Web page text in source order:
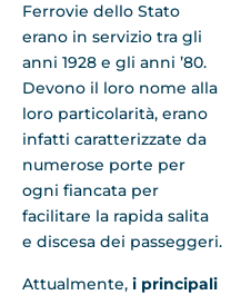
Ferrovie dello Stato
erano in servizio tra gli
anni 1928 e gli anni ’80.
Devono il loro nome alla
loro particolarità, erano
infatti caratterizzate da
numerose porte per
ogni fiancata per
facilitare la rapida salita
e discesa dei passeggeri.
Attualmente, i principali